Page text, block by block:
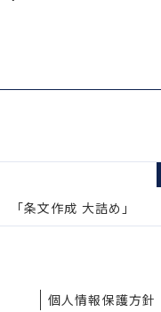
条文作成 大詰め」
個人情報保護方針